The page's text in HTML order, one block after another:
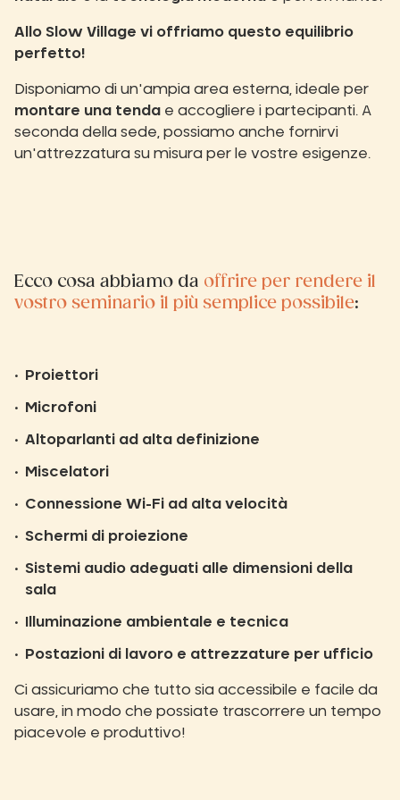
Allo Slow Village vi offriamo questo equilibrio
perfetto!
Disponiamo di un'ampia area esterna, ideale per
montare una tenda e accogliere i partecipanti. A
seconda della sede, possiamo anche fornirvi
un'attrezzatura su misura per le vostre esigenze.
Ecco cosa abbiamo da offrire per rendere il
vostro seminario il più semplice possibile:
Proiettori
Microfoni
Altoparlanti ad alta definizione
Miscelatori
Connessione Wi-Fi ad alta velocità
Schermi di proiezione
Sistemi audio adeguati alle dimensioni della
sala
Illuminazione ambientale e tecnica
Postazioni di lavoro e attrezzature per ufficio
Ci assicuriamo che tutto sia accessibile e facile da
usare, in modo che possiate trascorrere un tempo
piacevole e produttivo!